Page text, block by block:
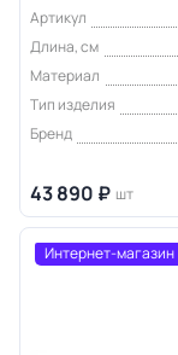
Артикул
Длина, см
Материал
Тип изделия
Бренд
43 890 ₽ шт
Интернет-магазин